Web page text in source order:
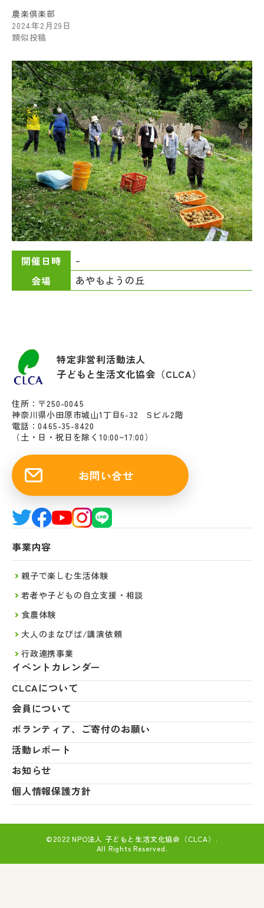
農楽倶楽部
2024年2月29日
類似投稿
開催日時
–
会場
あやもようの丘
特定非営利活動法人
子どもと生活文化協会（CLCA）
住所：〒250-0045
神奈川県小田原市城山1丁目6-32 Sビル2階
電話：0465-35-8420
（土・日・祝日を除く10:00~17:00）
お問い合せ
事業内容
親子で楽しむ生活体験
若者や子どもの自立支援・相談
食農体験
大人のまなびば/講演依頼
行政連携事業
イベントカレンダー
CLCAについて
会員について
ボランティア、ご寄付のお願い
活動レポート
お知らせ
個人情報保護方針
©2022 NPO法人 子どもと生活文化協会（CLCA）.
All Rights Reserved.